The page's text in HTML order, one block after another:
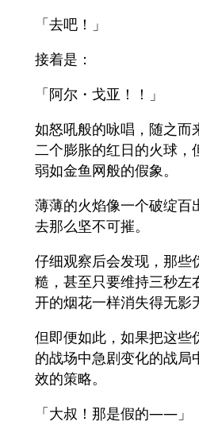
「去吧！」
接着是：
「阿尔・戈亚！！」
如怒吼般的咏唱，随之而
二个膨胀的红日的火球，
弱如金鱼网般的假象。
薄薄的火焰像一个破绽百
去那么坚不可摧。
仔细观察后会发现，那些
糙，甚至只要维持三秒左
开的烟花一样消失得无影
但即便如此，如果把这些
的战场中急剧变化的战局
效的策略。
「大叔！那是假的——」